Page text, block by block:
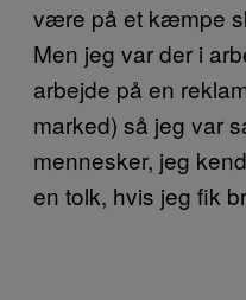
være på et kæmpe
Men jeg var der i
arbejde på en
marked) så jeg var
mennesker, jeg
en tolk, hvis jeg fik